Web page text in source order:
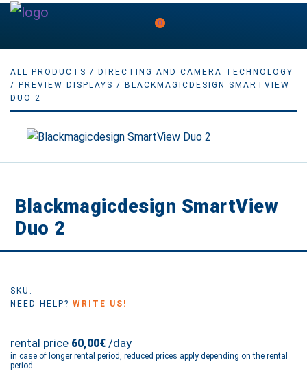
0
ALL PRODUCTS /
DIRECTING AND CAMERA TECHNOLOGY
/
PREVIEW DISPLAYS / BLACKMAGICDESIGN SMARTVIEW
DUO 2
Blackmagicdesign SmartView
Duo 2
SKU:
NEED HELP? WRITE US!
rental price 60,00€ /day
in case of longer rental period, reduced prices apply depending on the rental
period